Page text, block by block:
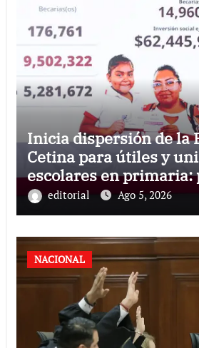
Inicia dispersión de la
Cetina para útiles y
escolares en primaria:
Claudia Sheinbaum
editorial Ago 5, 2026
NACIONAL